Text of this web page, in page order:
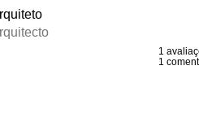
1
1